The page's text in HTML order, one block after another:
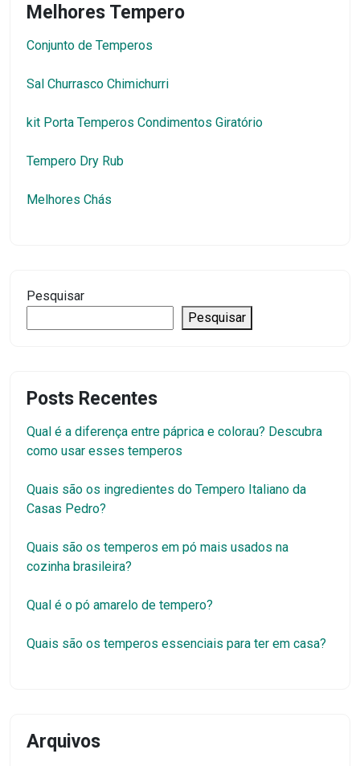
Melhores Tempero
Conjunto de Temperos
Sal Churrasco Chimichurri
kit Porta Temperos Condimentos Giratório
Tempero Dry Rub
Melhores Chás
Pesquisar
Pesquisar
Posts Recentes
Qual é a diferença entre páprica e colorau? Descubra
como usar esses temperos
Quais são os ingredientes do Tempero Italiano da
Casas Pedro?
Quais são os temperos em pó mais usados na
cozinha brasileira?
Qual é o pó amarelo de tempero?
Quais são os temperos essenciais para ter em casa?
Arquivos